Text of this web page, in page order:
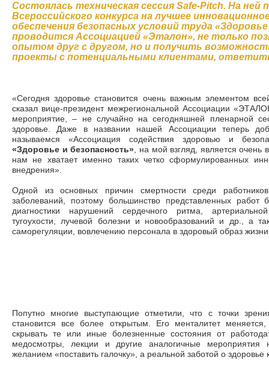
Состоялась техническая сессия Safe-Pitch. На ней
Всероссийского конкурса на лучшее
обеспечения безопасных условий труда
проводится Ассоциацией «Эталон», не только
опытом друг с другом, но и получить
проекты с потенциальными клиентами,
«Сегодня здоровье становится очень важным элементом
сказал вице-президент межрегиональной Ассоциации
мероприятие, – не случайно на сегодняшней пленарной
здоровье. Даже в названии нашей Ассоциации теперь
называемся «Ассоциация содействия здоровью и
«Здоровье и безопасность», на мой взгляд, является
нам не хватает именно таких четко сформулированных
внедрения».
Одной из основных причин смертности среди
заболеваний, поэтому большинство представленных
диагностики нарушений сердечного ритма,
тугоухости, лучевой болезни и новообразований и др., а
саморегуляции, вовлечению персонала в здоровый образ
Попутно многие выступающие отметили, что с точки
становится все более открытым. Его менталитет
скрывать те или иные болезненные состояния от
медосмотры, лекции и другие аналогичные мероприятия
желанием «поставить галочку», а реальной заботой о здоровье